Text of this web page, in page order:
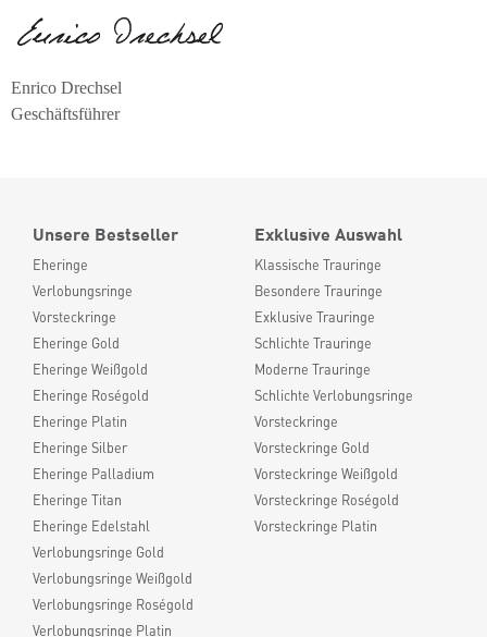
Enrico Drechsel
Geschäftsführer
Unsere Bestseller
Eheringe
Verlobungsringe
Vorsteckringe
Eheringe Gold
Eheringe Weißgold
Eheringe Roségold
Eheringe Platin
Eheringe Silber
Eheringe Palladium
Eheringe Titan
Eheringe Edelstahl
Verlobungsringe Gold
Verlobungsringe Weißgold
Verlobungsringe Roségold
Verlobungsringe Platin
Exklusive Auswahl
Klassische Trauringe
Besondere Trauringe
Exklusive Trauringe
Schlichte Trauringe
Moderne Trauringe
Schlichte Verlobungsringe
Vorsteckringe
Vorsteckringe Gold
Vorsteckringe Weißgold
Vorsteckringe Roségold
Vorsteckringe Platin